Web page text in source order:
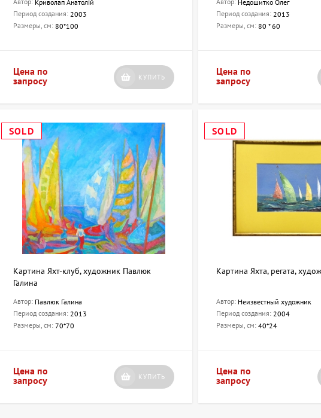
Приобретайте настоящие картины и наслаждайтесь атмосферой искусства
Криволап Анатолій
Период создания: 2003
Размеры, см: 80*100
Цена по
запросу
КУПИТЬ
Недошитко Олег
Период создания: 2013
Размеры, см:80 * 60
Цена по
запросу
SOLD
Картина Яхт-клуб, художник Павлюк
Галина
Автор: Павлюк Галина
Период создания: 2013
Размеры, см: 70*70
Цена по
запросу
КУПИТЬ
SOLD
Картина Яхта, регата,
Автор: Неизвестный художник
Период создания: 2004
Размеры, см:40*24
Цена по
запросу